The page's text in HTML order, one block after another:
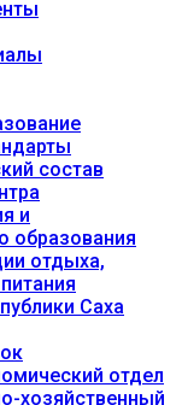
состав
и
образования
отдыха,
Саха
отдел
хозяйственный